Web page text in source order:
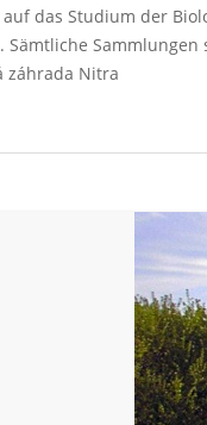
das Studium der
záhrada Nitra